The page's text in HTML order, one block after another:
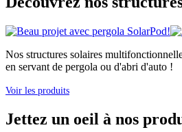
Nos structures solaires
en servant de pergola ou d'abri d'auto !
Voir les produits
Jettez un oeil à nos